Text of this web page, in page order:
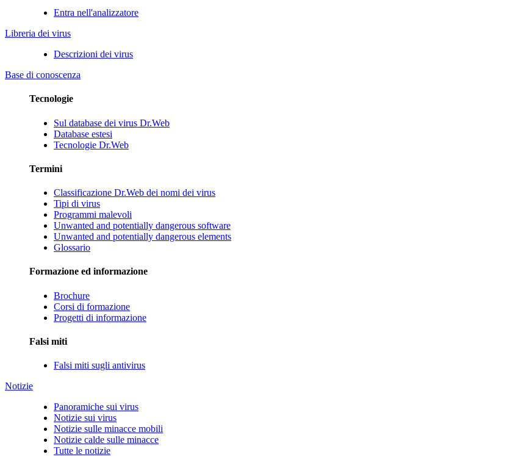
Entra nell'analizzatore
Libreria dei virus
Descrizioni dei virus
Base di conoscenza
Tecnologie
Sul database dei virus Dr.Web
Database estesi
Tecnologie Dr.Web
Termini
Classificazione Dr.Web dei nomi dei virus
Tipi di virus
Programmi malevoli
Unwanted and potentially dangerous software
Unwanted and potentially dangerous elements
Glossario
Formazione ed informazione
Brochure
Corsi di formazione
Progetti di informazione
Falsi miti
Falsi miti sugli antivirus
Notizie
Panoramiche sui virus
Notizie sui virus
Notizie sulle minacce mobili
Notizie calde sulle minacce
Tutte le notizie